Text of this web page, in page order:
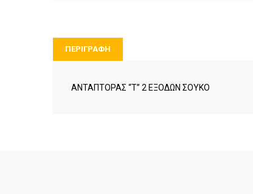
ΠΕΡΙΓΡΑΦΉ
ΑΝΤΑΠΤΟΡΑΣ “Τ” 2 ΕΞΟΔΩΝ ΣΟΥΚΟ